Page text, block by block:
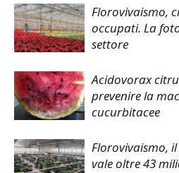
Florovivaismo,
occupati. La
settore
Acidovorax
prevenire la
cucurbitacee
Florovivaismo,
vale oltre 43